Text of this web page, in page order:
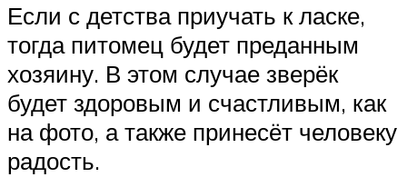
Если с детства приучать к ласке,
тогда питомец будет преданным
хозяину. В этом случае зверёк
будет здоровым и счастливым, как
на фото, а также принесёт человеку
радость.